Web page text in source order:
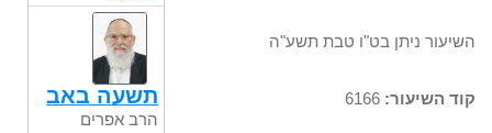
השיעור ניתן בט"ו טבת תשע"ה
קוד השיעור: תשעה באב
הרב אפרים